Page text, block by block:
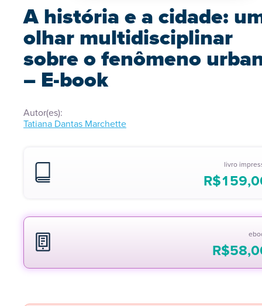
A história e a cidade:
olhar multidisciplinar
sobre o fenômeno
– E-book
Autor(es):
Tatiana Dantas Marchette
livro
R$
R$